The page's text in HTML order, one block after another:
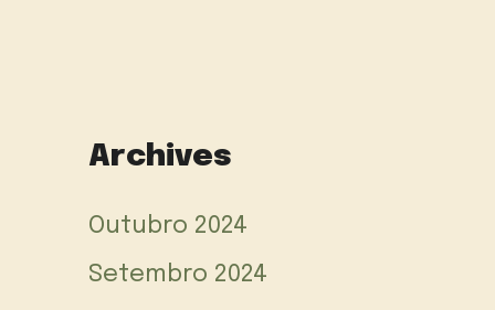
Archives
Outubro 2024
Setembro 2024